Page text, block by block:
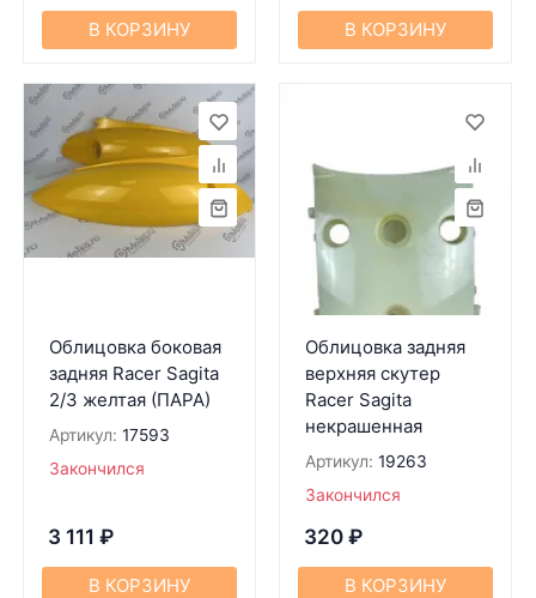
В КОРЗИНУ В КОРЗИНУ
Облицовка боковая
задняя Racer Sagita
2/3 желтая (ПАРА)
Артикул: 17593
Закончился
3 111 ₽
В КОРЗИНУ
Облицовка задняя
верхняя скутер
Racer Sagita
некрашенная
Артикул: 19263
Закончился
320 ₽
В КОРЗИНУ